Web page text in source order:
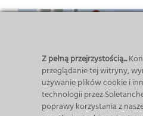
Z pełną przejrzystością...
przeglądanie tej witryny,
używanie plików cookie i
technologii przez
poprawy korzystania z